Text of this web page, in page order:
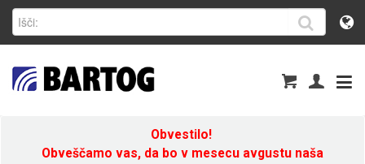
Obvestilo!
Obveščamo vas, da bo v mesecu avgustu naša